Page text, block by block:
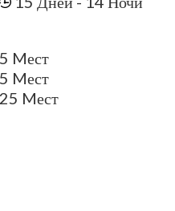
Mест
Mест
25 Mест